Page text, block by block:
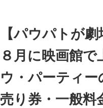
【パウパトが
８月に映画館
ウ・パーティー
売り券・一般料